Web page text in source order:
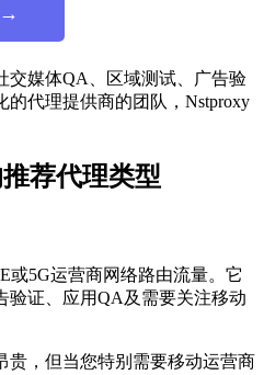
→
交媒体QA、区域测试、广告验
代理提供商的团队，Nstproxy
荐代理类型
或5G运营商网络路由流量。它
验证、应用QA及需要关注移动
贵，但当您特别需要移动运营商